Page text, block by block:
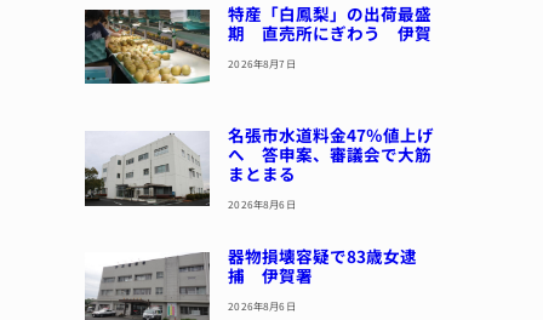
特産「白鳳梨」の出荷最盛
期 直売所にぎわう 伊賀
2026年8月7日
名張市水道料金47％値上げ
へ 答申案、審議会で大筋
まとまる
2026年8月6日
器物損壊容疑で83歳女逮
捕 伊賀署
2026年8月6日